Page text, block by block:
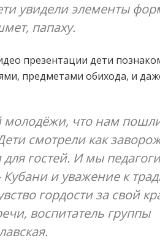
увидели элементы
папаху.
презентации дети
предметами обихода, и
молодёжи, что нам
смотрели как
гостей. И мы
и уважение к
гордости за свой
воспитатель группы